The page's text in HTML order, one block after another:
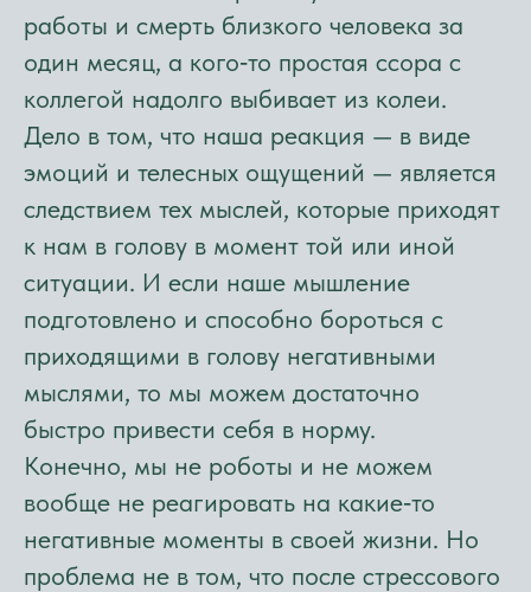
работы и смерть близкого человека за
один месяц, а кого‑то простая ссора с
коллегой надолго выбивает из колеи.
Дело в том, что наша реакция — в виде
эмоций и телесных ощущений — является
следствием тех мыслей, которые приходят
к нам в голову в момент той или иной
ситуации. И если наше мышление
подготовлено и способно бороться с
приходящими в голову негативными
мыслями, то мы можем достаточно
быстро привести себя в норму.
Конечно, мы не роботы и не можем
вообще не реагировать на какие‑то
негативные моменты в своей жизни. Но
проблема не в том, что после стрессового